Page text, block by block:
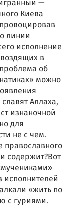
—
Киева
линии
исполнение
в
об
можно
Аллаха,
изнаночной
для
не с чем.
православного
содержит?Вот
исполнителей
«жить по
с гуриями.